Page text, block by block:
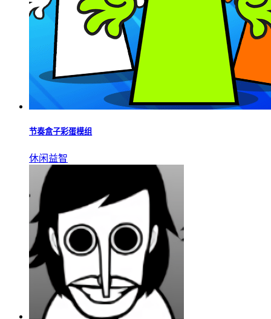
好玩的音乐节奏游戏有哪些？这里精选多款节奏感十足的佳
作，玩家需跟随动感旋律，精准完成点击、滑动等操作，挑战
手速与节奏感，体验沉浸式音乐闯关乐趣！
周五夜放克彩虹朋友手机版
精品游戏